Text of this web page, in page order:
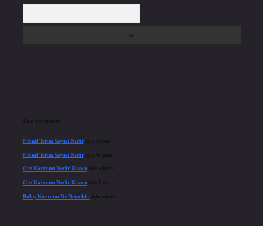
Son yorumlar
6 Sınıf Terim Sayısı Nediriçin admin
6 Sınıf Terim Sayısı Nediriçin Nilgün
Cüz Kavramı Nedir Kısacaiçin admin
Cüz Kavramı Nedir Kısacaiçin
İpek
Buluş Kavramı Ne Demektiriçin admin